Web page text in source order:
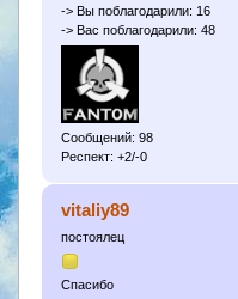
-> Вы поблагодарили: 16
-> Вас поблагодарили: 48
Сообщений: 98
Респект: +2/-0
vitaliy89
постоялец
Спасибо